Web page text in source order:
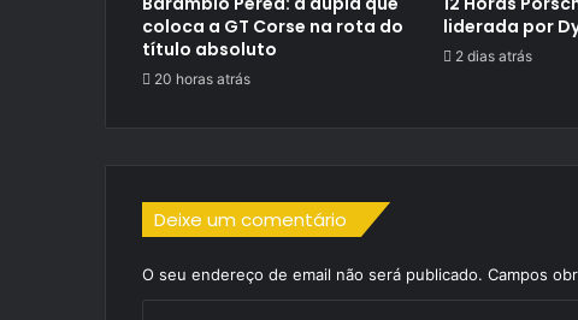
coloca a GT Corse na rota do
título absoluto
20 horas atrás
liderada por
2 dias atrás
Deixe um comentário
O seu endereço de email não será publicado. Campos